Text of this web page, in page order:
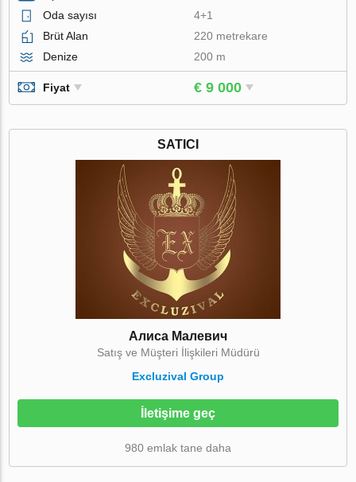
Oda sayısı
4+1
Brüt Alan
220 metrekare
Denize
200 m
Fiyat € 9 000
SATICI
Алиса Малевич
Satış ve Müşteri İlişkileri Müdürü
Excluzival Group
İletişime geç
980 emlak tane daha